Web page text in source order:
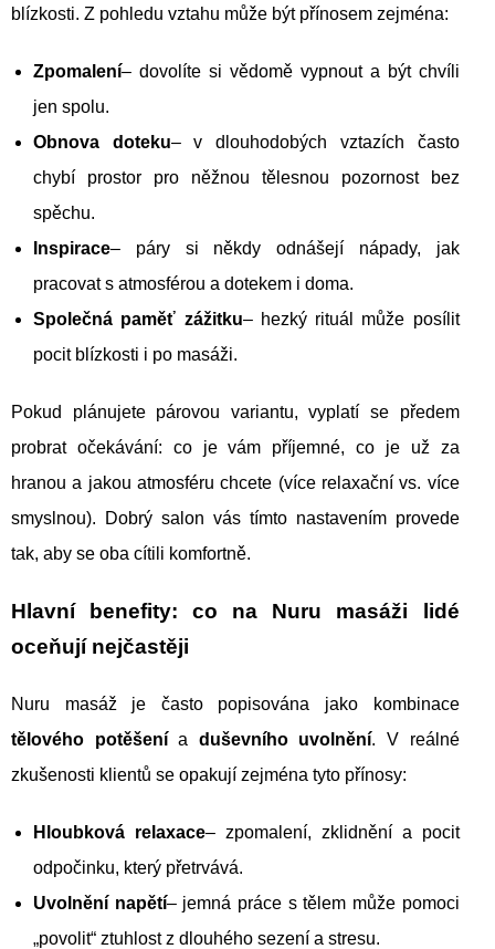
blízkosti. Z pohledu vztahu může být přínosem zejména:
Zpomalení– dovolíte si vědomě vypnout a být chvíli
jen spolu.
Obnova doteku– v dlouhodobých vztazích často
chybí prostor pro něžnou tělesnou pozornost bez
spěchu.
Inspirace– páry si někdy odnášejí nápady, jak
pracovat s atmosférou a dotekem i doma.
Společná paměť zážitku– hezký rituál může posílit
pocit blízkosti i po masáži.
Pokud plánujete párovou variantu, vyplatí se předem
probrat očekávání: co je vám příjemné, co je už za
hranou a jakou atmosféru chcete (více relaxační vs. více
smyslnou). Dobrý salon vás tímto nastavením provede
tak, aby se oba cítili komfortně.
Hlavní benefity: co na Nuru masáži lidé
oceňují nejčastěji
Nuru masáž je často popisována jako kombinace
tělového potěšenía duševního uvolnění. V reálné
zkušenosti klientů se opakují zejména tyto přínosy:
Hloubková relaxace– zpomalení, zklidnění a pocit
odpočinku, který přetrvává.
Uvolnění napětí– jemná práce s tělem může pomoci
„povolit“ ztuhlost z dlouhého sezení a stresu.